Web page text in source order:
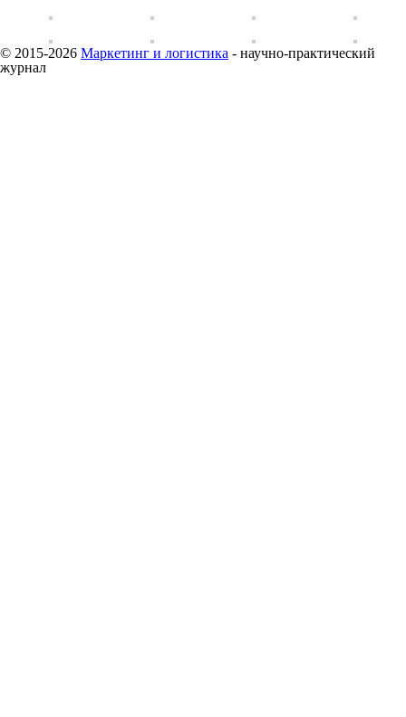
© 2015-2026 Маркетинг и логистика - научно-практический
журнал